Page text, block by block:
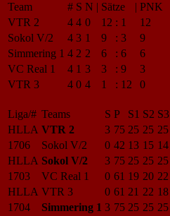
Team
# S N | Sätze | PNK
VTR 2
4 4 0 12 : 1
12
Sokol V/2
4 3 1 9 : 3
9
Simmering 1 4 2 2 6 : 6
6
VC Real 1
4 1 3 3 : 9
3
VTR 3
4 0 4 1 : 12 0
Liga/# Teams S P S1 S2 S3
HLLA VTR 2 3 75 25 25 25
1706
Sokol V/2 0 42 13 15 14
HLLA Sokol V/2 3 75 25 25 25
1703
VC Real 1 0 61 19 20 22
HLLA VTR 3 0 61 21 22 18
1704
Simmering 1 3 75 25 25 25